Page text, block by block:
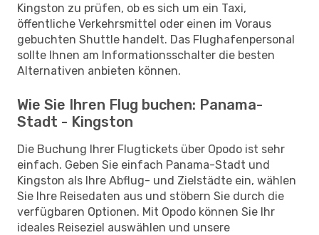
Kingston zu prüfen, ob es sich um ein Taxi,
öffentliche Verkehrsmittel oder einen im Voraus
gebuchten Shuttle handelt. Das Flughafenpersonal
sollte Ihnen am Informationsschalter die besten
Alternativen anbieten können.
Wie Sie Ihren Flug buchen: Panama-
Stadt - Kingston
Die Buchung Ihrer Flugtickets über Opodo ist sehr
einfach. Geben Sie einfach Panama-Stadt und
Kingston als Ihre Abflug- und Zielstädte ein, wählen
Sie Ihre Reisedaten aus und stöbern Sie durch die
verfügbaren Optionen. Mit Opodo können Sie Ihr
ideales Reiseziel auswählen und unsere